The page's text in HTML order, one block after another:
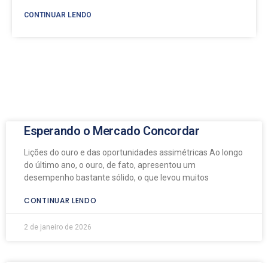
CONTINUAR LENDO
Esperando o Mercado Concordar
Lições do ouro e das oportunidades assimétricas Ao longo
do último ano, o ouro, de fato, apresentou um
desempenho bastante sólido, o que levou muitos
CONTINUAR LENDO
2 de janeiro de 2026